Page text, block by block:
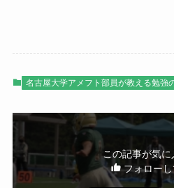
名古屋大学アメフト部員が教える勉強
この記事が気に
フォローし